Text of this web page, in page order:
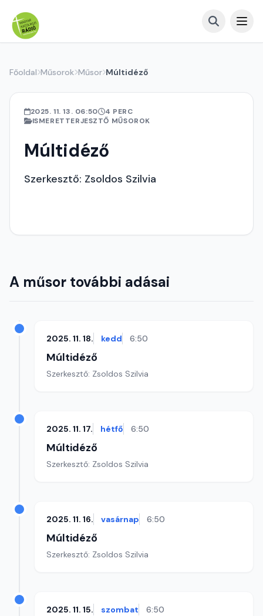
Főoldal Műsorok Műsor Múltidéző
2025. 11. 13. 06:50
4 PERC
ISMERETTERJESZTŐ MŰSOROK
Múltidéző
Szerkesztő: Zsoldos Szilvia
A műsor további adásai
2025. 11. 18. kedd 6:50
Múltidéző
Szerkesztő: Zsoldos Szilvia
2025. 11. 17. hétfő 6:50
Múltidéző
Szerkesztő: Zsoldos Szilvia
2025. 11. 16. vasárnap 6:50
Múltidéző
Szerkesztő: Zsoldos Szilvia
2025. 11. 15. szombat 6:50